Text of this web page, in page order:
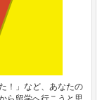
！」など、あなたの